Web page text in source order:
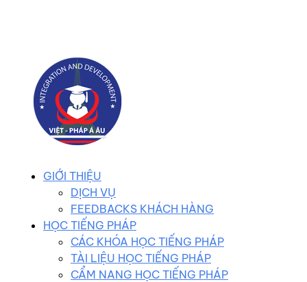
GIỚI THIỆU
DỊCH VỤ
FEEDBACKS KHÁCH HÀNG
HỌC TIẾNG PHÁP
CÁC KHÓA HỌC TIẾNG PHÁP
TÀI LIỆU HỌC TIẾNG PHÁP
CẨM NANG HỌC TIẾNG PHÁP